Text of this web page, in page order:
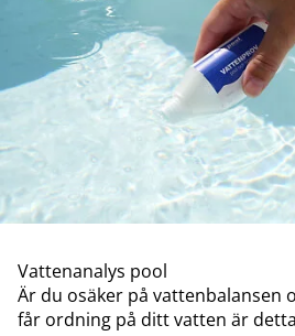
Vattenanalys pool
Är du osäker på vattenbalansen
får ordning på ditt vatten är